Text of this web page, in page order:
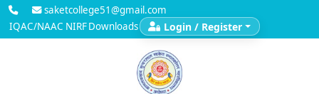
saketcollege51@gmail.com
IQAC/NAAC NIRFDownloads Login / Register